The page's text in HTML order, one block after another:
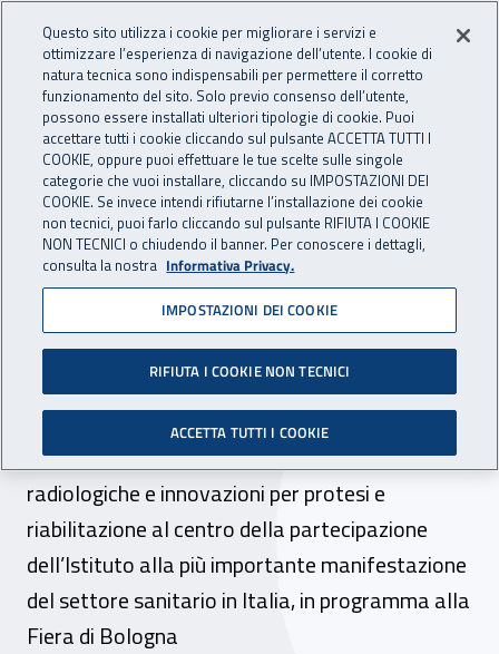
INAIL - Istituto Nazionale
Apri cerca
Navigazione principale
Navigazione - Ti trovi in:
Home Inail comunica News
17 aprile 2018
Dal 18 al 21 aprile l’Inail a
Exposanità 2018
Malattie professionali, reinserimento
lavorativo degli infortunati, refertazioni
radiologiche e innovazioni per protesi e
riabilitazione al centro della partecipazione
dell’Istituto alla più importante manifestazione
del settore sanitario in Italia, in programma alla
Fiera di Bologna
Questo sito utilizza i cookie per migliorare i servizi e
ottimizzare l’esperienza di navigazione dell’utente. I cookie di
natura tecnica sono indispensabili per permettere il corretto
funzionamento del sito. Solo previo consenso dell’utente,
possono essere installati ulteriori tipologie di cookie. Puoi
accettare tutti i cookie cliccando sul pulsante ACCETTA TUTTI I
COOKIE, oppure puoi effettuare le tue scelte sulle singole
categorie che vuoi installare, cliccando su IMPOSTAZIONI DEI
COOKIE. Se invece intendi rifiutarne l’installazione dei cookie
non tecnici, puoi farlo cliccando sul pulsante RIFIUTA I COOKIE
NON TECNICI o chiudendo il banner. Per conoscere i dettagli,
consulta la nostra Informativa Privacy.
IMPOSTAZIONI DEI COOKIE
RIFIUTA I COOKIE NON TECNICI
ACCETTA TUTTI I COOKIE